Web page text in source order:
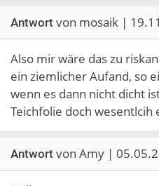
Antwort von mosaik |
Also mir wäre das zu
ein ziemlicher Aufand, so
wenn es dann nicht dicht
Teichfolie doch
Antwort von Amy |